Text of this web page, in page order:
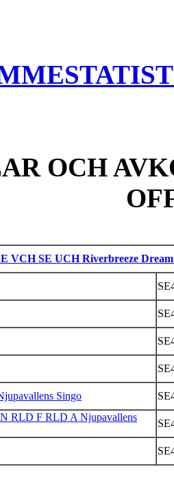
OCH
VCH SE UCH Riverbreeze
Singo
RLD F RLD A Njupavallens